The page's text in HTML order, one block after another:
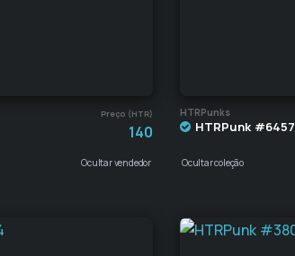
Preço (HTR)
140
Ocultar vendedor
HTRPunks
HTRPunk #6457
Ocultar coleção